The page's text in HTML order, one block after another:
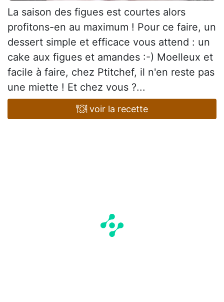
La saison des figues est courtes alors
profitons-en au maximum ! Pour ce faire, un
dessert simple et efficace vous attend : un
cake aux figues et amandes :-) Moelleux et
facile à faire, chez Ptitchef, il n'en reste pas
une miette ! Et chez vous ?...
voir la recette